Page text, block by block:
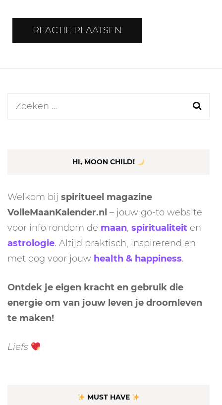
Zoeken
HI, MOON CHILD!
Welkom bij spiritueel magazine
VolleMaanKalender.nl – jouw go-to website
voor info rondom de maan, spiritualiteit en
astrologie. Altijd praktisch, inspirerend en
met oog voor jouw health & happiness.
Ontdek je eigen kracht en gebruik die
energie om van jouw leven je droomleven
te maken!
Liefs
MUST HAVE